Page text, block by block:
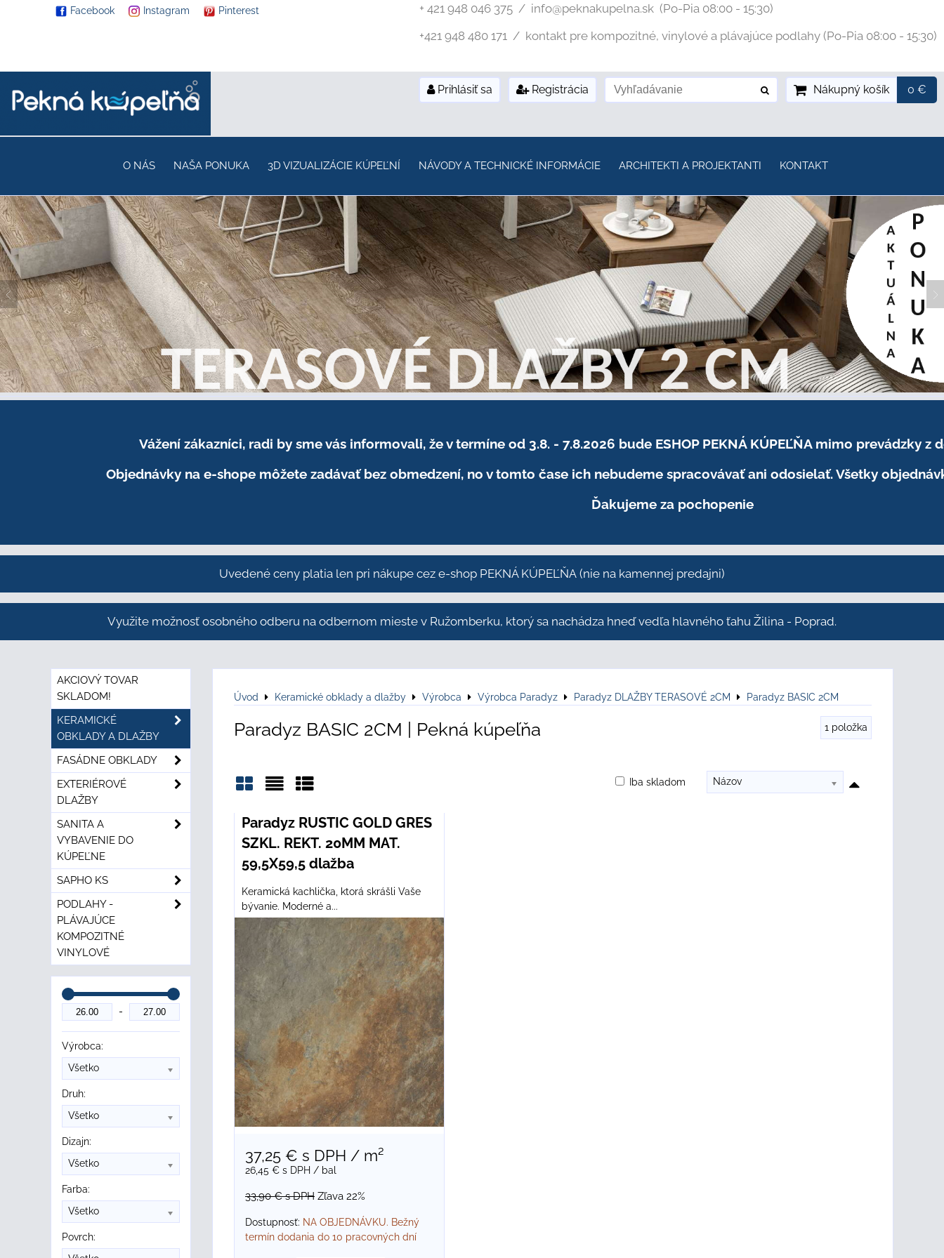
Facebook Instagram Pinterest + 421 948 046 375 / info@peknakupelna.sk (Po-Pia 08:00 - 15:30)
+421 948 480 171 / kontakt pre kompozitné, vinylové a plávajúce podlahy (Po-Pia 08:00 - 15:30)
Prihlásiť sa Registrácia Nákupný košík 0 €
O NÁS NAŠA PONUKA 3D VIZUALIZÁCIE KÚPEĽNÍ NÁVODY A TECHNICKÉ INFORMÁCIE ARCHITEKTI A PROJEKTANTI KONTAKT
Vážení zákazníci, radi by sme vás informovali, že v termíne od 3.8. - 7.8.2026 bude ESHOP PEKNÁ KÚPEĽŇA mimo prevádzky z
Objednávky na e-shope môžete zadávať bez obmedzení, no v tomto čase ich nebudeme spracovávať ani odosielať. Všetky
Ďakujeme za pochopenie
Uvedené ceny platia len pri nákupe cez e-shop PEKNÁ KÚPEĽŇA (nie na kamennej predajni)
Využite možnosť osobného odberu na odbernom mieste v Ružomberku, ktorý sa nachádza hneď vedľa hlavného ťahu Žilina - Poprad.
Úvod Keramické obklady a dlažby Výrobca Výrobca Paradyz Paradyz DLAŽBY TERASOVÉ 2CM Paradyz BASIC 2CM
Paradyz BASIC 2CM | Pekná kúpeľňa 1 položka
Mriežka
Názov
Iba skladom
Paradyz RUSTIC GOLD GRES
SZKL. REKT. 20MM MAT.
59,5X59,5 dlažba
Keramická kachlička, ktorá skrášli Vaše
bývanie. Moderné a...
37,25 € s DPH / m²
26,45 € s DPH / bal
33,90 €s DPH Zľava 22%
Dostupnosť: NA OBJEDNÁVKU. Bežný
termín dodania do 10 pracovných dní
AKCIOVÝ TOVAR
SKLADOM!
KERAMICKÉ
OBKLADY A DLAŽBY
FASÁDNE OBKLADY
EXTERIÉROVÉ
DLAŽBY
SANITA A
VYBAVENIE DO
KÚPEĽNE
SAPHO KS
PODLAHY -
PLÁVAJÚCE
KOMPOZITNÉ
VINYLOVÉ
Výrobca:
Všetko
Druh:
Všetko
Dizajn:
Všetko
Farba:
Všetko
Povrch: